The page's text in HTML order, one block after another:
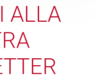
ALLA